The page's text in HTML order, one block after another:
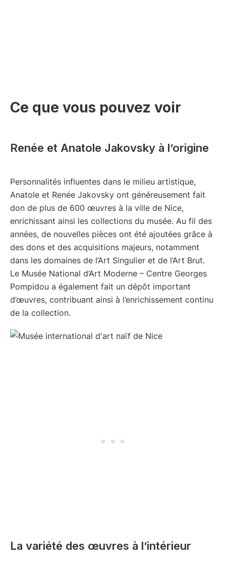
Ce que vous pouvez voir
Renée et Anatole Jakovsky à l’origine
Personnalités influentes dans le milieu artistique,
Anatole et Renée Jakovsky ont généreusement fait
don de plus de 600 œuvres à la ville de Nice,
enrichissant ainsi les collections du musée. Au fil des
années, de nouvelles pièces ont été ajoutées grâce à
des dons et des acquisitions majeurs, notamment
dans les domaines de l’Art Singulier et de l’Art Brut.
Le Musée National d’Art Moderne – Centre Georges
Pompidou a également fait un dépôt important
d’œuvres, contribuant ainsi à l’enrichissement continu
de la collection.
La variété des œuvres à l’intérieur